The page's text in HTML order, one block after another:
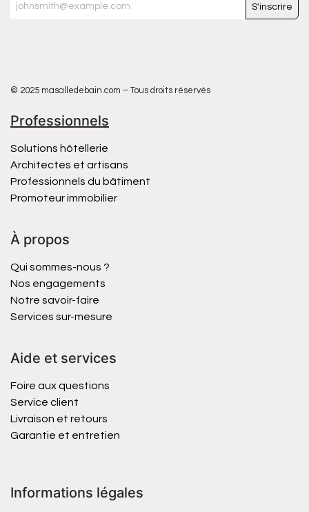
S'inscrire
© 2025 masalledebain.com – Tous droits réservés
Professionnels
Solutions hôtellerie
Architectes et artisans
Professionnels du bâtiment
Promoteur immobilier
À propos
Qui sommes-nous ?
Nos engagements
Notre savoir-faire
Services sur-mesure
Aide et services
Foire aux questions
Service client
Livraison et retours
Garantie et entretien
Informations légales